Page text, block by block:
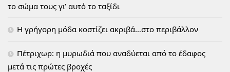
το σώμα τους γι’ αυτό το ταξίδι
H γρήγορη μόδα κοστίζει ακριβά…στο περιβάλλον
Πέτριχωρ: η μυρωδιά που αναδύεται από το έδαφος
μετά τις πρώτες βροχές